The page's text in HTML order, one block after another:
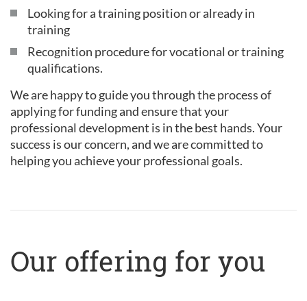
Looking for a training position or already in
training
Recognition procedure for vocational or training
qualifications.
We are happy to guide you through the process of
applying for funding and ensure that your
professional development is in the best hands. Your
success is our concern, and we are committed to
helping you achieve your professional goals.
Our offering for you